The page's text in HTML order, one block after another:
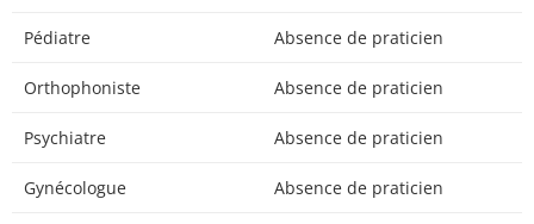
Pédiatre Absence de praticien
Orthophoniste Absence de praticien
Psychiatre Absence de praticien
Gynécologue Absence de praticien